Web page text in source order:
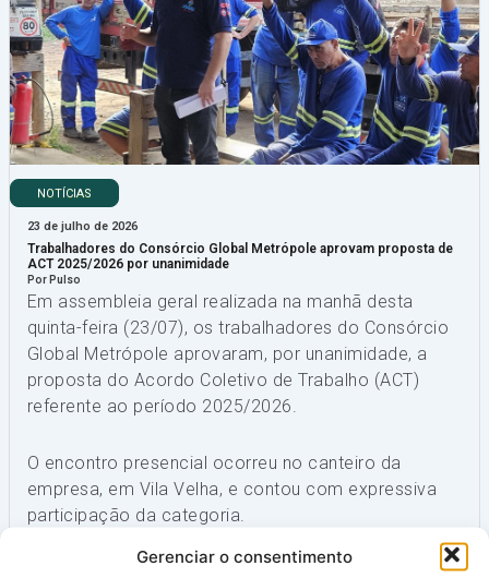
Gerenciar o consentimento
NOTÍCIAS
23 de julho de 2026
Trabalhadores do Consórcio Global Metrópole aprovam proposta de
ACT 2025/2026 por unanimidade
Por Pulso
Em assembleia geral realizada na manhã desta
quinta-feira (23/07), os trabalhadores do Consórcio
Global Metrópole aprovaram, por unanimidade, a
proposta do Acordo Coletivo de Trabalho (ACT)
referente ao período 2025/2026.
O encontro presencial ocorreu no canteiro da
empresa, em Vila Velha, e contou com expressiva
participação da categoria.
Votação e Conquista Coletiva